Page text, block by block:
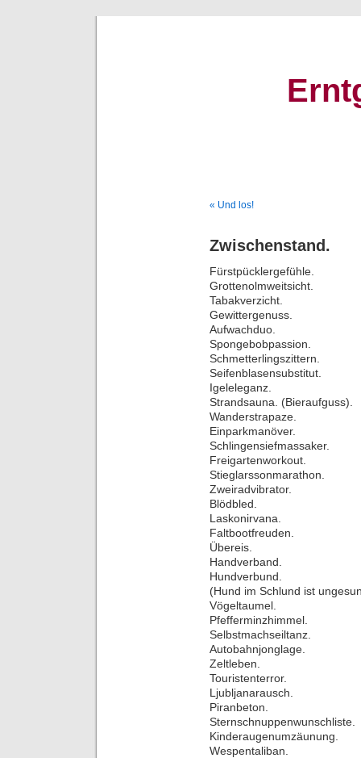
« Und los!
Zwischenstand.
Fürstpücklergefühle.
Grottenolmweitsicht.
Tabakverzicht.
Gewittergenuss.
Aufwachduo.
Spongebobpassion.
Schmetterlingszittern.
Seifenblasensubstitut.
Igeleleganz.
Strandsauna. (Bieraufguss).
Wanderstrapaze.
Einparkmanöver.
Schlingensiefmassaker.
Freigartenworkout.
Stieglarssonmarathon.
Zweiradvibrator.
Blödbled.
Laskonirvana.
Faltbootfreuden.
Übereis.
Handverband.
Hundverbund.
(Hund im Schlund ist
Vögeltaumel.
Pfefferminzhimmel.
Selbstmachseiltanz.
Autobahnjonglage.
Zeltleben.
Touristenterror.
Ljubljanarausch.
Piranbeton.
Sternschnuppenwunschliste.
Kinderaugenumzäunung.
Wespentaliban.